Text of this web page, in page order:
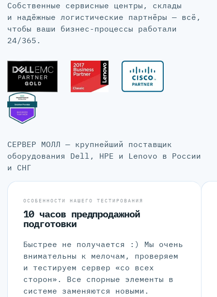
Собственные сервисные центры, склады
и надёжные логистические партнёры — всё,
чтобы ваши бизнес-процессы работали
24/365.
СЕРВЕР МОЛЛ — крупнейший поставщик
оборудования Dell, HPE и Lenovo в России
и СНГ
ОСОБЕННОСТИ НАШЕГО ТЕСТИРОВАНИЯ
10 часов предпродажной
подготовки
Быстрее не получается :) Мы очень
внимательны к мелочам, проверяем
и тестируем сервер «со всех
сторон». Все спорные элементы в
системе заменяются новыми.